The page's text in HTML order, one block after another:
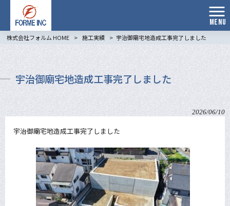
MENU
株式会社フォルム HOME > 施工実績 > 宇治御廟宅地造成工事完了しました
宇治御廟宅地造成工事完了しました
2026/06/10
宇治御廟宅地造成工事完了しました